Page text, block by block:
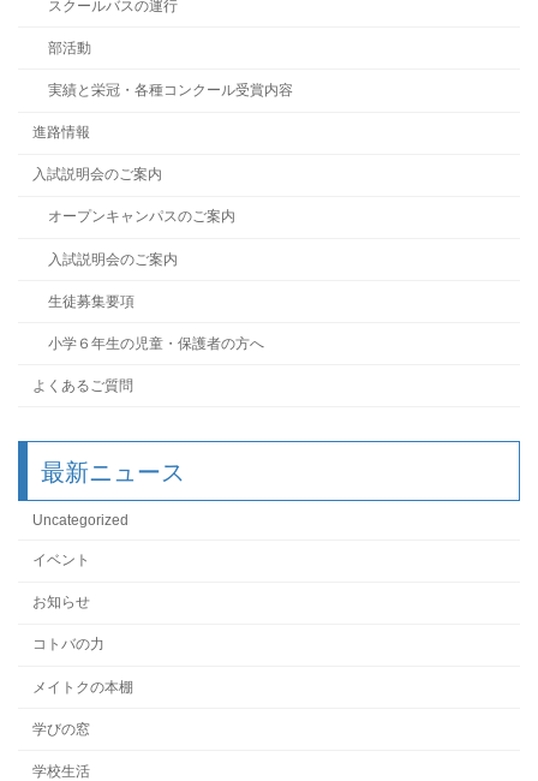
スクールバスの運行
部活動
実績と栄冠・各種コンクール受賞内容
進路情報
入試説明会のご案内
オープンキャンパスのご案内
入試説明会のご案内
生徒募集要項
小学６年生の児童・保護者の方へ
よくあるご質問
最新ニュース
Uncategorized
イベント
お知らせ
コトバの力
メイトクの本棚
学びの窓
学校生活